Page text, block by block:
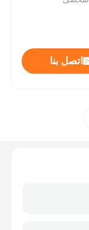
اتصل بنا